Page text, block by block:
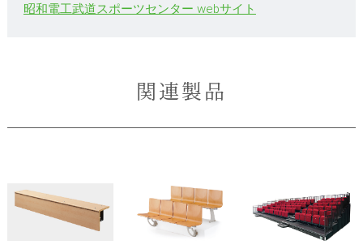
昭和電工武道スポーツセンター webサイト
関連製品